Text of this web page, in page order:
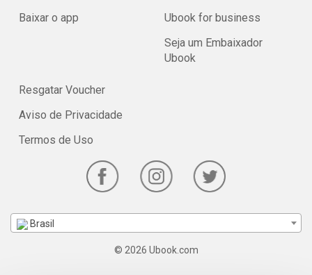
Baixar o app
Ubook for business
Seja um Embaixador
Ubook
Resgatar Voucher
Aviso de Privacidade
Termos de Uso
Brasil
© 2026 Ubook.com